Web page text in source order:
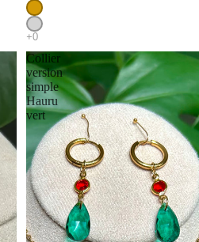
Collier
version
simple
Hauru
vert